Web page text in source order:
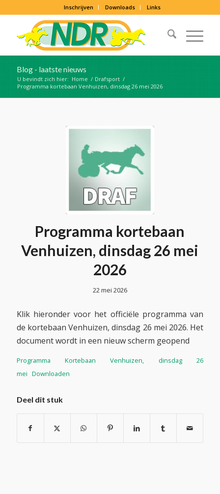
Inschrijven Downloads Links
Blog - laatste nieuws
U bevindt zich hier: Home / Drafsport /
Programma kortebaan Venhuizen, dinsdag 26 mei 2026
Programma kortebaan
Venhuizen, dinsdag 26 mei
2026
22 mei 2026
Klik hieronder voor het officiële programma van
de kortebaan Venhuizen, dinsdag 26 mei 2026. Het
document wordt in een nieuw scherm geopend
Programma Kortebaan Venhuizen, dinsdag 26
mei Downloaden
Deel dit stuk